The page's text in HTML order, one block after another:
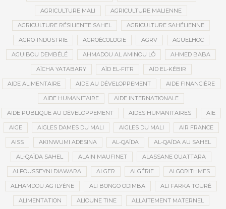
AGRICULTURE MALI AGRICULTURE MALIENNE
AGRICULTURE RÉSILIENTE SAHEL AGRICULTURE SAHÉLIENNE
AGRO-INDUSTRIE AGROÉCOLOGIE AGRV AGUELHOC
AGUIBOU DEMBÉLÉ AHMADOU AL AMINOU LÔ AHMED BABA
AÏCHA YATABARY AÏD EL-FITR AÏD EL-KÉBIR
AIDE ALIMENTAIRE AIDE AU DÉVELOPPEMENT AIDE FINANCIÈRE
AIDE HUMANITAIRE AIDE INTERNATIONALE
AIDE PUBLIQUE AU DÉVELOPPEMENT AIDES HUMANITAIRES AIE
AIGE AIGLES DAMES DU MALI AIGLES DU MALI AIR FRANCE
AISS AKINWUMI ADESINA AL-QAÏDA AL-QAÏDA AU SAHEL
AL-QAÏDA SAHEL ALAIN MAUFINET ALASSANE OUATTARA
ALFOUSSEYNI DIAWARA ALGER ALGÉRIE ALGORITHMES
ALHAMDOU AG ILYÈNE ALI BONGO ODIMBA ALI FARKA TOURÉ
ALIMENTATION ALIOUNE TINE ALLAITEMENT MATERNEL